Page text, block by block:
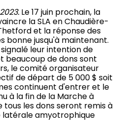
Le 17 juin prochain, la
la SLA en Chaudière-
et la réponse des
bonne jusqu'à maintenant.
leur intention de
beaucoup de dons sont
le comité organisateur
de départ de 5 000 $ soit
continuent d'entrer et le
à la fin de la Marche à
tous les dons seront remis à
latérale amyotrophique